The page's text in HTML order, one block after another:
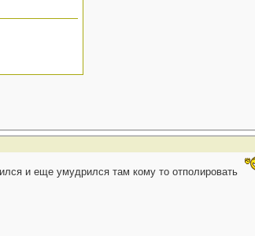
и еще умудрился там кому то отполировать